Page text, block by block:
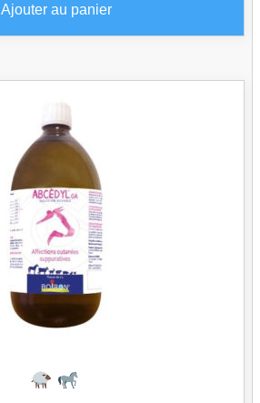
Ajouter au panier